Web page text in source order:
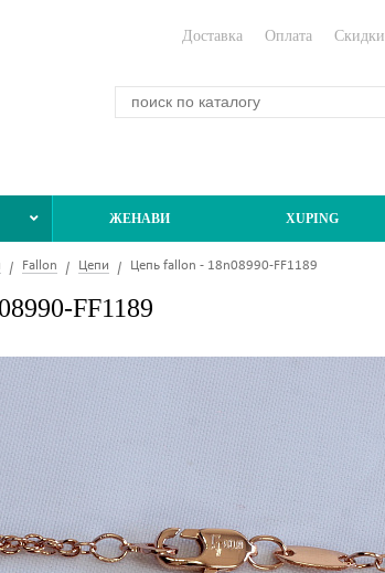
Доставка Оплата Скидки
ЖЕНАВИ XUPING
Fallon Цепи Цепь fallon - 18n08990-FF1189
FF1189